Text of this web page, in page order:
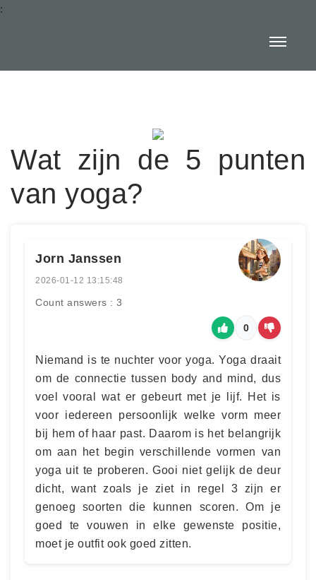
:
Wat zijn de 5 punten
van yoga?
Jorn Janssen
2026-01-12 13:15:48
Count answers : 3
0
Niemand is te nuchter voor yoga. Yoga draait
om de connectie tussen body and mind, dus
voel vooral wat er gebeurt met je lijf. Het is
voor iedereen persoonlijk welke vorm meer
bij hem of haar past. Daarom is het belangrijk
om aan het begin verschillende vormen van
yoga uit te proberen. Gooi niet gelijk de deur
dicht, want zoals je ziet in regel 3 zijn er
genoeg soorten die kunnen scoren. Om je
goed te vouwen in elke gewenste positie,
moet je outfit ook goed zitten.